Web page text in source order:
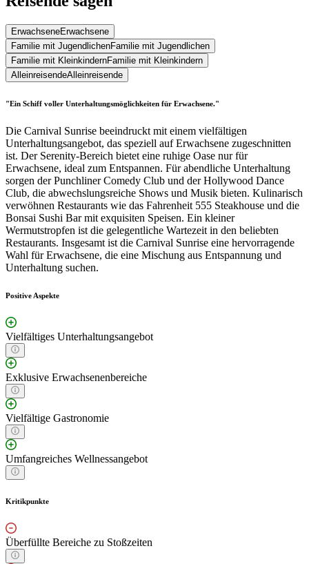
ErwachseneErwachsene
Familie mit JugendlichenFamilie mit Jugendlichen
Familie mit KleinkindernFamilie mit Kleinkindern
AlleinreisendeAlleinreisende
"Ein Schiff voller Unterhaltungsmöglichkeiten für Erwachsene."
Die Carnival Sunrise beeindruckt mit einem vielfältigen
Unterhaltungsangebot, das speziell auf Erwachsene zugeschnitten
ist. Der Serenity-Bereich bietet eine ruhige Oase nur für
Erwachsene, ideal zum Entspannen. Für abendliche Unterhaltung
sorgen der Punchliner Comedy Club und der Hollywood Dance
Club, die abwechslungsreiche Shows und Musik bieten. Kulinarisch
verwöhnen Restaurants wie das Fahrenheit 555 Steakhouse und die
Bonsai Sushi Bar mit exquisiten Speisen. Ein kleiner
Wermutstropfen ist die gelegentliche Wartezeit in den beliebten
Restaurants. Insgesamt ist die Carnival Sunrise eine hervorragende
Wahl für Erwachsene, die eine Mischung aus Entspannung und
Unterhaltung suchen.
Positive Aspekte
Vielfältiges Unterhaltungsangebot
Exklusive Erwachsenenbereiche
Vielfältige Gastronomie
Umfangreiches Wellnessangebot
Kritikpunkte
Überfüllte Bereiche zu Stoßzeiten